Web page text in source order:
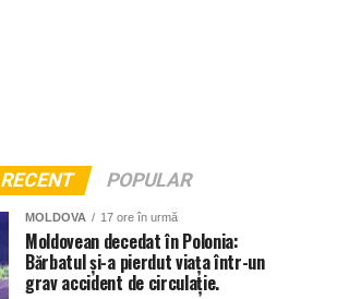
RECENT POPULAR
MOLDOVA 17 ore în urmă
Moldovean decedat în Polonia:
Bărbatul și-a pierdut viața într-un
grav accident de circulație.